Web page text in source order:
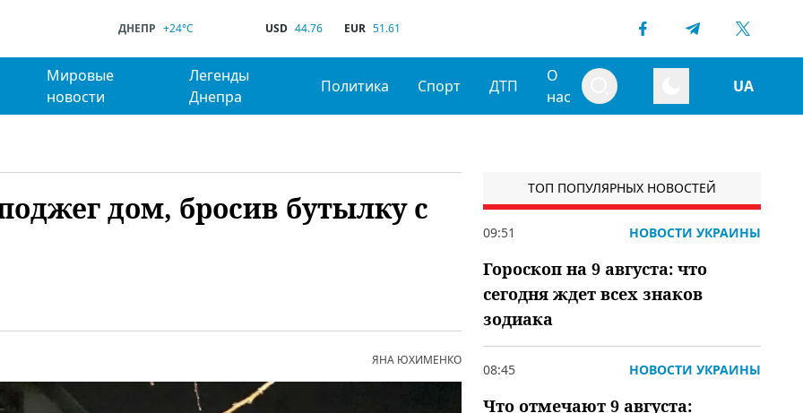
ДНЕПР +24°C USD 44.76 EUR 51.61
Мировые
новости
Легенды
Днепра
Политика Спорт ДТП
О
нас
UA
дом, бросив бутылку с
ЯНА ЮХИМЕНКО
ТОП ПОПУЛЯРНЫХ НОВОСТЕЙ
09:51 НОВОСТИ УКРАИНЫ
Гороскоп на 9 августа: что
сегодня ждет всех знаков
зодиака
08:45 НОВОСТИ УКРАИНЫ
Что отмечают 9 августа: